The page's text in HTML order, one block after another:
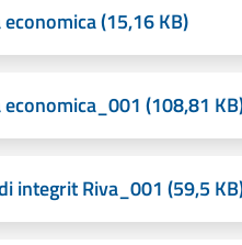
(15,16 KB)
(108,81
integrit Riva_001 (59,5